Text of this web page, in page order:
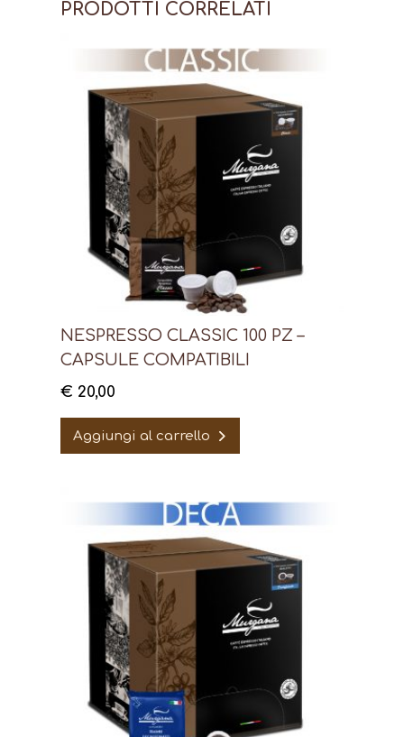
PRODOTTI CORRELATI
NESPRESSO CLASSIC 100 PZ –
CAPSULE COMPATIBILI
€ 20,00
Aggiungi al carrello